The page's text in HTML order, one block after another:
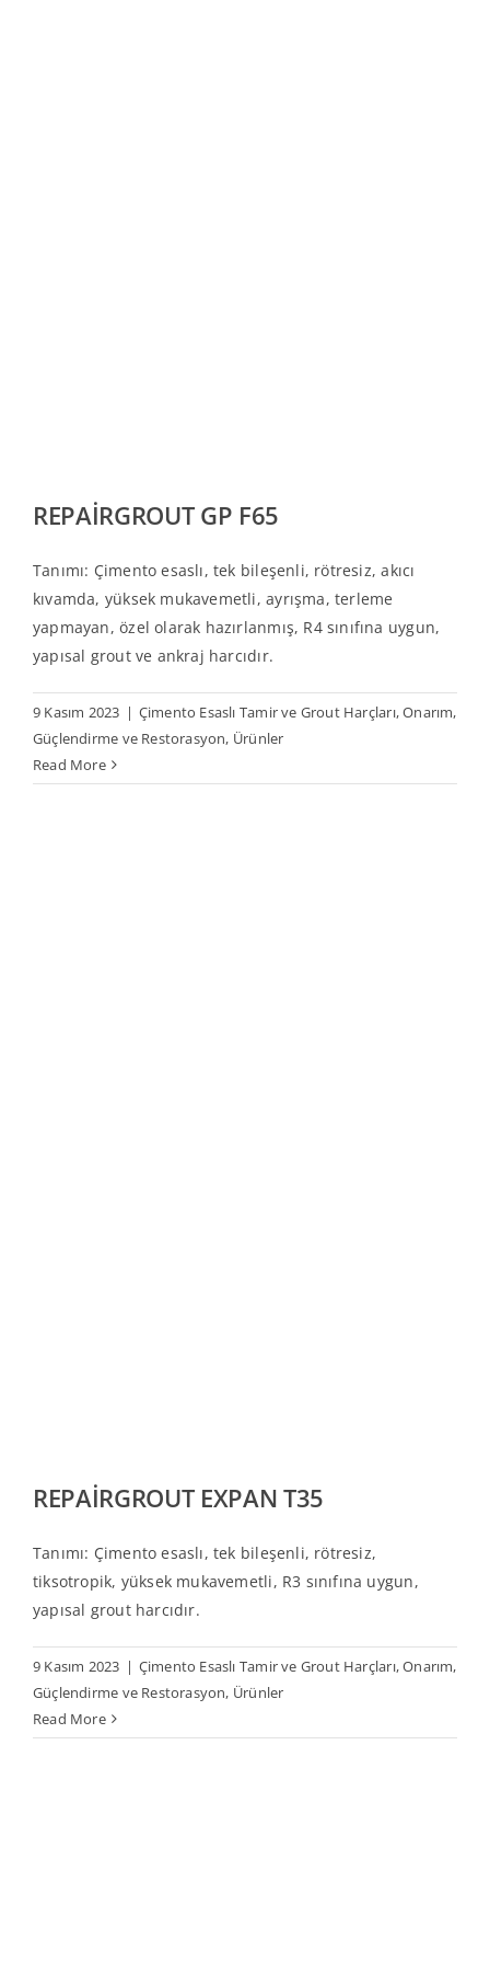
REPAİRGROUT GP F65
Tanımı: Çimento esaslı, tek bileşenli, rötresiz, akıcı
kıvamda, yüksek mukavemetli, ayrışma, terleme
yapmayan, özel olarak hazırlanmış, R4 sınıfına uygun,
yapısal grout ve ankraj harcıdır.
9 Kasım 2023 | Çimento Esaslı Tamir ve Grout Harçları,Onarım,
Güçlendirme ve Restorasyon, Ürünler
Read More
REPAİRGROUT EXPAN T35
Tanımı: Çimento esaslı, tek bileşenli, rötresiz,
tiksotropik, yüksek mukavemetli, R3 sınıfına uygun,
yapısal grout harcıdır.
9 Kasım 2023 | Çimento Esaslı Tamir ve Grout Harçları,Onarım,
Güçlendirme ve Restorasyon, Ürünler
Read More